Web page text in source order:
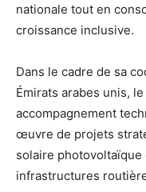
nationale tout en
croissance inclusive.
Dans le cadre de sa
Émirats arabes unis,
accompagnement
œuvre de projets
solaire
infrastructures